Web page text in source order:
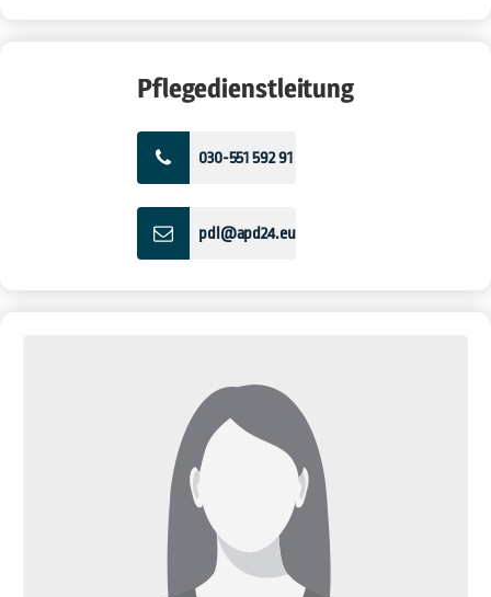
Pflegedienstleitung
030-551 592 91
pdl@apd24.eu